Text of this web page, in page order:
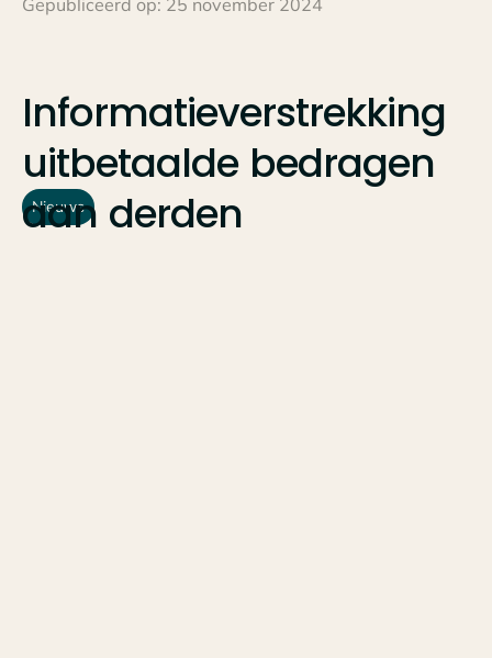
Informatieverstrekking
uitbetaalde bedragen
aan derden
Nieuws